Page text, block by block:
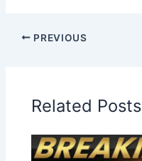
PREVIOUS
Related Posts